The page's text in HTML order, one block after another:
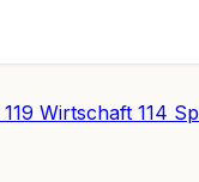
119 Wirtschaft 114